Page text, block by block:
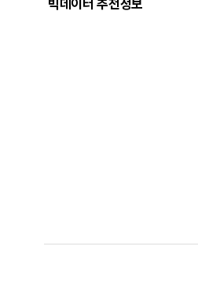
빅데이터 추천정보